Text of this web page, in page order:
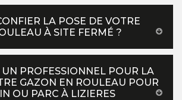
LA POSE DE VOTRE
À SITE FERMÉ ?
UN PROFESSIONNEL POUR LA
GAZON EN ROULEAU POUR
OU PARC À LIZIERES